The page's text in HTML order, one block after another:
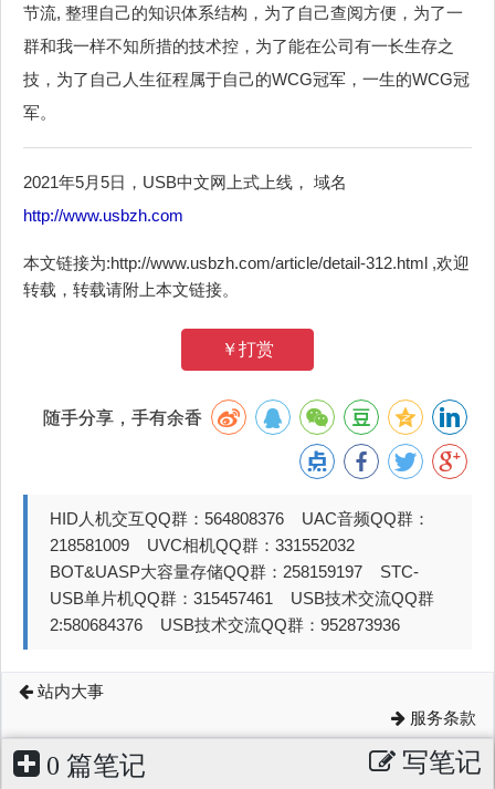
节流, 整理自己的知识体系结构，为了自己查阅方便，为了一
群和我一样不知所措的技术控，为了能在公司有一长生存之
技，为了自己人生征程属于自己的WCG冠军，一生的WCG冠
军。
2021年5月5日，USB中文网上式上线， 域名
http://www.usbzh.com
本文链接为:http://www.usbzh.com/article/detail-312.html ,欢迎
转载，转载请附上本文链接。
￥打赏
随手分享，手有余香
HID人机交互QQ群：564808376 UAC音频QQ群：
218581009 UVC相机QQ群：331552032
BOT&UASP大容量存储QQ群：258159197 STC-
USB单片机QQ群：315457461 USB技术交流QQ群
2:580684376 USB技术交流QQ群：952873936
站内大事
服务条款
0 篇笔记 写笔记